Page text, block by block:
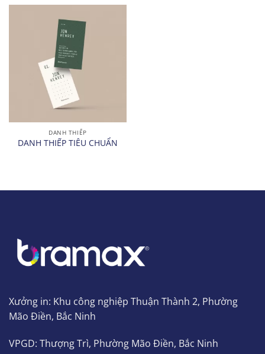
DANH THIẾP
DANH THIẾP TIÊU CHUẨN
Xưởng in: Khu công nghiệp Thuận Thành 2, Phường
Mão Điền, Bắc Ninh
VPGD: Thượng Trì, Phường Mão Điền, Bắc Ninh